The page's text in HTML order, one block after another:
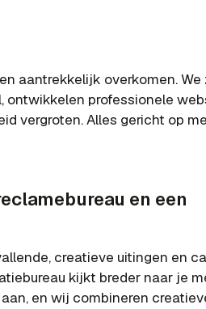
aantrekkelijk overkomen. We
ontwikkelen professionele
vergroten. Alles gericht op
en een
creatieve uitingen en
kijkt breder naar je
en wij combineren